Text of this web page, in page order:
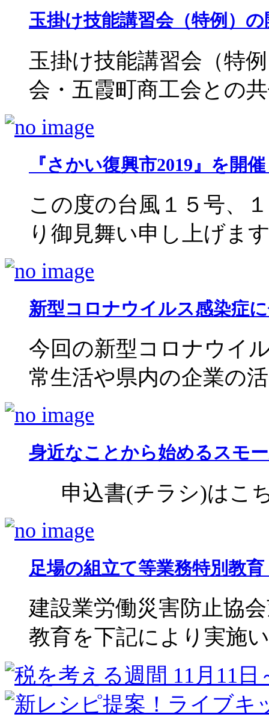
玉掛け技能講習会（特例）
玉掛け技能講習会（特
会・五霞町商工会との
『さかい復興市2019』を開
この度の台風１５号、
り御見舞い申し上げま
新型コロナウイルス感染症
今回の新型コロナウイ
常生活や県内の企業の
身近なことから始めるスモ
申込書(チラシ)はこ
足場の組立て等業務特別教
建設業労働災害防止協
教育を下記により実施